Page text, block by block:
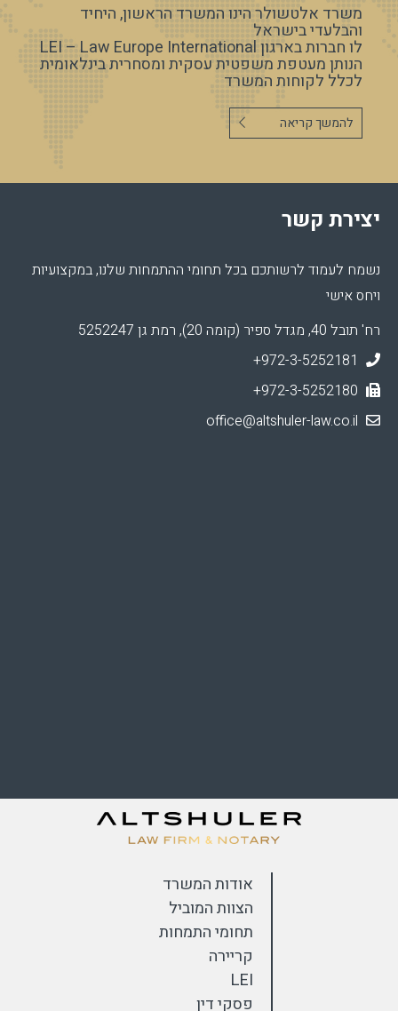
משרד אלטשולר הינו המשרד הראשון, היחיד
והבלעדי בישראל
לו חברות בארגון LEI – Law Europe International
הנותן מעטפת משפטית עסקית ומסחרית בינלאומית
לכלל לקוחות המשרד
להמשך קריאה
יצירת קשר
נשמח לעמוד לרשותכם בכל תחומי ההתמחות שלנו, במקצועיות
ויחס אישי
רח' תובל 40, מגדל ספיר (קומה 20), רמת גן 5252247
+972-3-5252181
+972-3-5252180
אודות המשרד
הצוות המוביל
תחומי התמחות
קריירה
LEI
פסקי דין